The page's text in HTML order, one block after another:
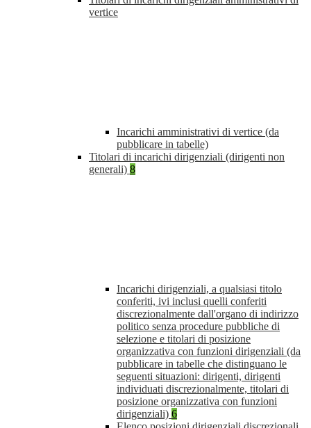
vertice
Incarichi amministrativi di vertice (da
pubblicare in tabelle)
Titolari di incarichi dirigenziali (dirigenti non
generali) 8
Incarichi dirigenziali, a qualsiasi titolo
conferiti, ivi inclusi quelli conferiti
discrezionalmente dall'organo di indirizzo
politico senza procedure pubbliche di
selezione e titolari di posizione
organizzativa con funzioni dirigenziali (da
pubblicare in tabelle che distinguano le
seguenti situazioni: dirigenti, dirigenti
individuati discrezionalmente, titolari di
posizione organizzativa con funzioni
dirigenziali) 6